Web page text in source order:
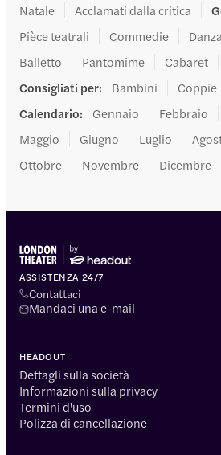
Natale
Acclamati dalla critica
Pièce teatrali
Commedie Danza
Balletto
Pantomime Cabaret
Consigliati per: Bambini Coppie
Calendario: Gennaio Febbraio
Maggio
Giugno Luglio
Ottobre
Novembre Dicembre
ASSISTENZA 24/7
Contattaci
Mandaci una e-mail
HEADOUT
Dettagli sulla società
Informazioni sulla privacy
Termini d'uso
Polizza di cancellazione